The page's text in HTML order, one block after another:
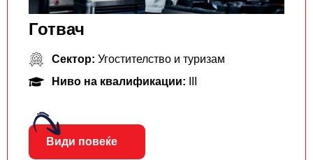
Готвач
Сектор: Угостителство и туризам
Ниво на квалификации:
Види повеќе